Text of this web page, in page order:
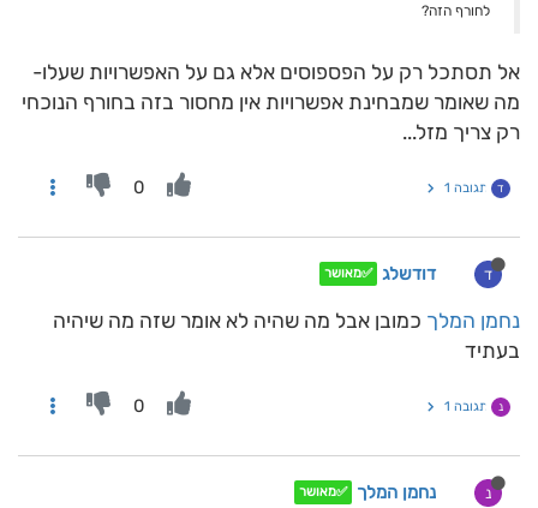
לחורף הזה?
אל תסתכל רק על הפספוסים אלא גם על האפשרויות שעלו-
מה שאומר שמבחינת אפשרויות אין מחסור בזה בחורף הנוכחי
רק צריך מזל...
ד תגובה 1 0
ד דודשלג ✅מאושר
נחמן המלך כמובן אבל מה שהיה לא אומר שזה מה שיהיה
בעתיד
נ תגובה 1 0
נ נחמן המלך ✅מאושר